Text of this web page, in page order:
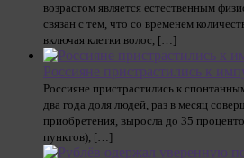
возрастом является естественным
связан с тем, что со временем
включая клетки волос, […]
Россияне пристрастились к
Россияне пристрастились к
два года доля людей, раз в месяц
приобретения, выросла до 35
пунктов), […]